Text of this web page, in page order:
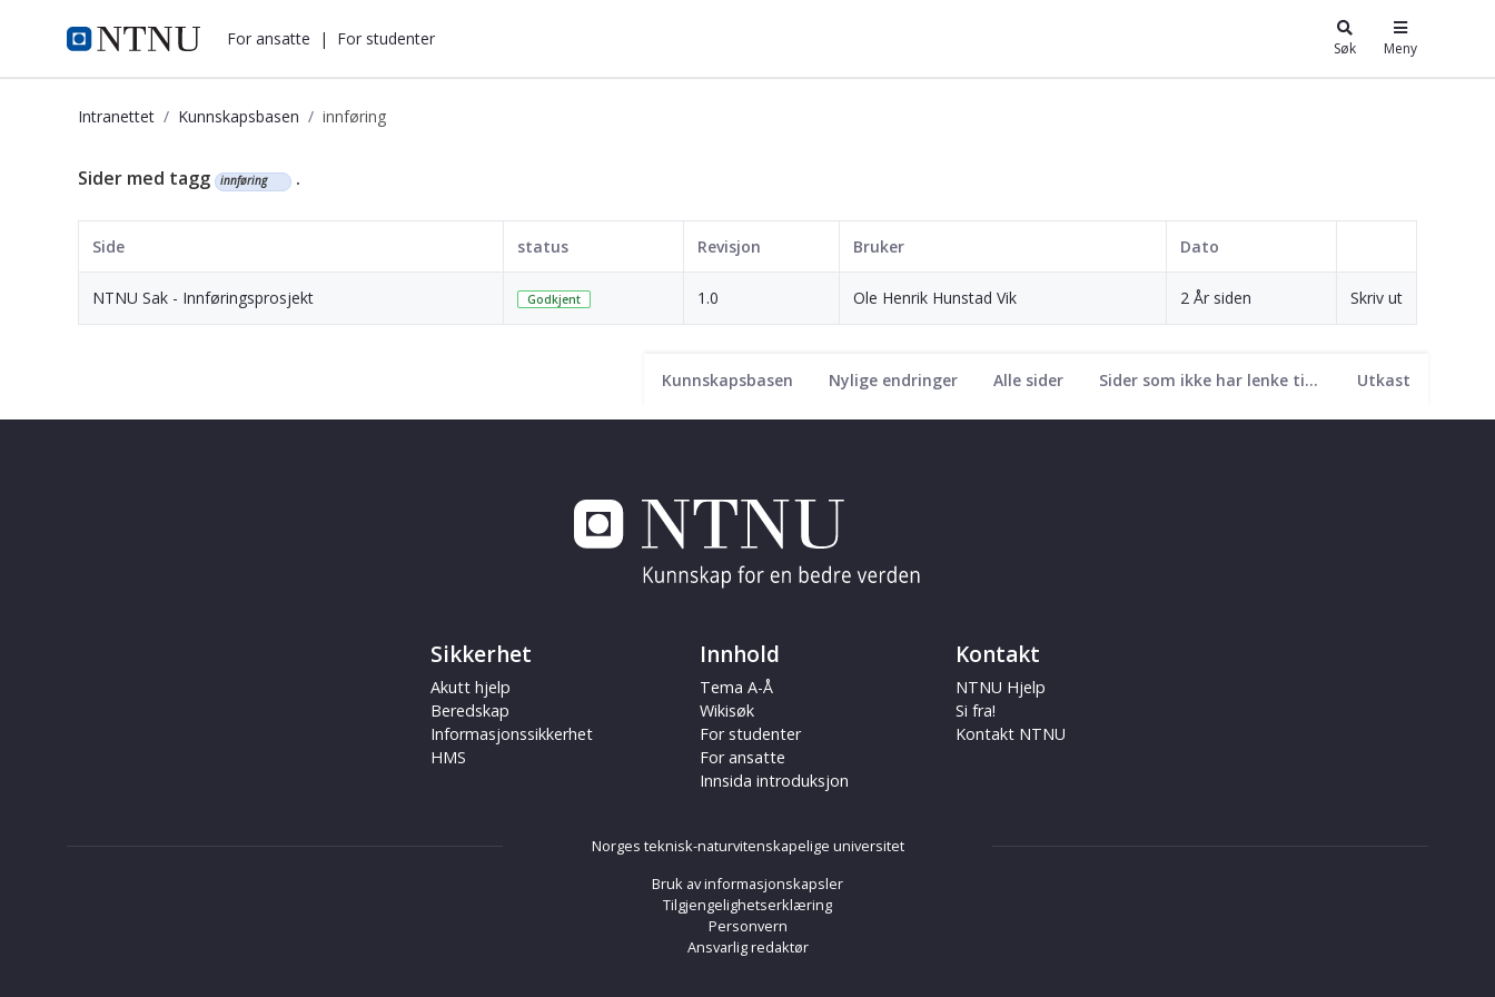
i.ntnu.no For ansatte | For studenter Søk Meny
Intranettet Kunnskapsbasen innføring
Kunnskapsbasen
Kunnskapsbasen Nylige endringer Alle sider Sider som ikke har lenke til seg Utkast
Sider med tagg innføring .
Side status Revisjon Bruker Dato
NTNU Sak - Innføringsprosjekt Godkjent 1.0 Ole Henrik Hunstad Vik 2 År siden Skriv ut
Sikkerhet
Akutt hjelp
Beredskap
Informasjonssikkerhet
HMS
Innhold
Tema A-Å
Wikisøk
For studenter
For ansatte
Innsida introduksjon
Kontakt
NTNU Hjelp
Si fra!
Kontakt NTNU
Norges teknisk-naturvitenskapelige universitet
Bruk av informasjonskapsler
Tilgjengelighetserklæring
Personvern
Ansvarlig redaktør